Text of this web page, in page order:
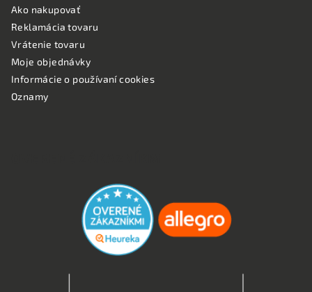
Ako nakupovať
Reklamácia tovaru
Vrátenie tovaru
Moje objednávky
Informácie o používaní cookies
Oznamy